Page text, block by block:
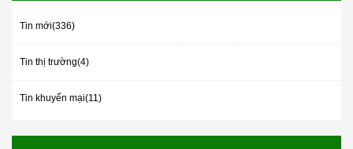
Tin mới(336)
Tin thị trường(4)
Tin khuyến mại(11)